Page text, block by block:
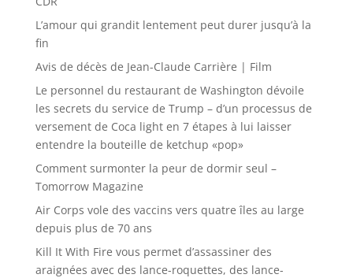
L’amour qui grandit lentement peut durer jusqu’à la
fin
Avis de décès de Jean-Claude Carrière | Film
Le personnel du restaurant de Washington dévoile
les secrets du service de Trump – d’un processus de
versement de Coca light en 7 étapes à lui laisser
entendre la bouteille de ketchup «pop»
Comment surmonter la peur de dormir seul –
Tomorrow Magazine
Air Corps vole des vaccins vers quatre îles au large
depuis plus de 70 ans
Kill It With Fire vous permet d’assassiner des
araignées avec des lance-roquettes, des lance-